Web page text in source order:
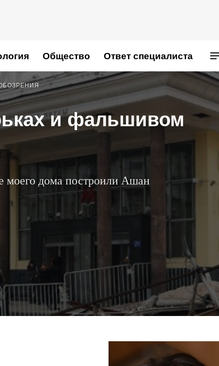
Общество Ответ специалиста
и фальшивом
моего дома построили Ашан